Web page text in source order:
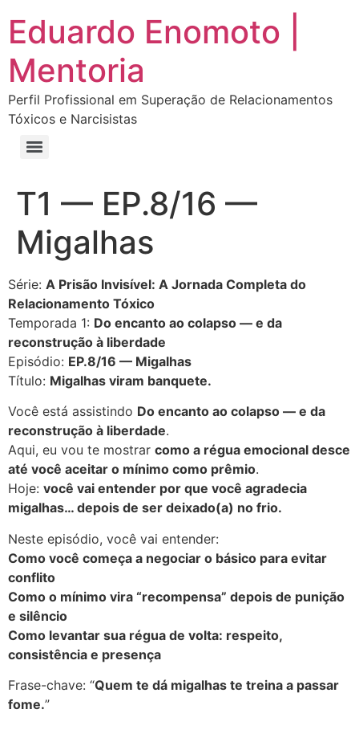
Eduardo Enomoto |
Mentoria
Perfil Profissional em Superação de Relacionamentos
Tóxicos e Narcisistas
T1 — EP.8/16 —
Migalhas
Série: A Prisão Invisível: A Jornada Completa do
Relacionamento Tóxico
Temporada 1: Do encanto ao colapso — e da
reconstrução à liberdade
Episódio: EP.8/16 — Migalhas
Título: Migalhas viram banquete.
Você está assistindo Do encanto ao colapso — e da
reconstrução à liberdade.
Aqui, eu vou te mostrar como a régua emocional desce
até você aceitar o mínimo como prêmio.
Hoje: você vai entender por que você agradecia
migalhas… depois de ser deixado(a) no frio.
Neste episódio, você vai entender:
Como você começa a negociar o básico para evitar
conflito
Como o mínimo vira “recompensa” depois de punição
e silêncio
Como levantar sua régua de volta: respeito,
consistência e presença
Frase-chave: “Quem te dá migalhas te treina a passar
fome.”